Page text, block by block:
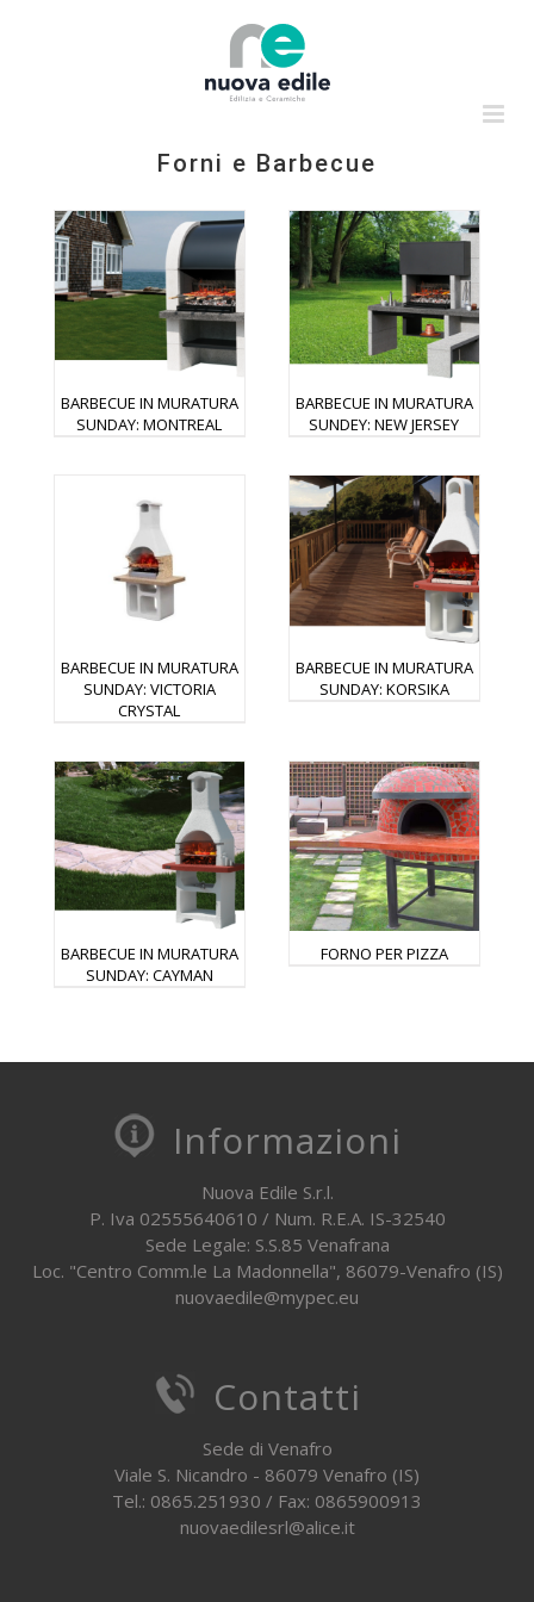
Forni e Barbecue
BARBECUE IN MURATURA
SUNDAY: MONTREAL
BARBECUE IN MURATURA
SUNDEY: NEW JERSEY
BARBECUE IN MURATURA
SUNDAY: VICTORIA
CRYSTAL
BARBECUE IN MURATURA
SUNDAY: KORSIKA
BARBECUE IN MURATURA
SUNDAY: CAYMAN
FORNO PER PIZZA
Informazioni
Nuova Edile S.r.l.
P. Iva 02555640610 / Num. R.E.A. IS-32540
Sede Legale: S.S.85 Venafrana
Loc. "Centro Comm.le La Madonnella", 86079-Venafro (IS)
nuovaedile@mypec.eu
Contatti
Sede di Venafro
Viale S. Nicandro - 86079 Venafro (IS)
Tel.: 0865.251930 / Fax: 0865900913
nuovaedilesrl@alice.it